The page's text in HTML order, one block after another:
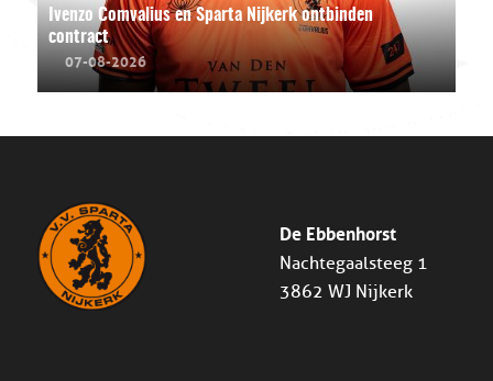
Ivenzo Comvalius en Sparta Nijkerk ontbinden
contract
07-08-2026
De Ebbenhorst
Nachtegaalsteeg 1
3862 WJ Nijkerk